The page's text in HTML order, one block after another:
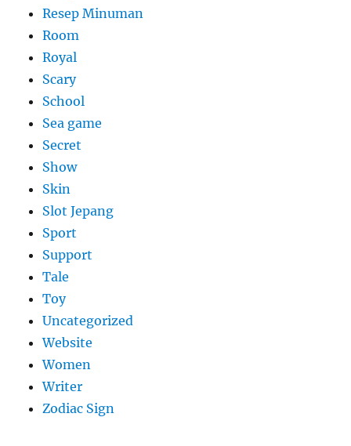
Resep Minuman
Room
Royal
Scary
School
Sea game
Secret
Show
Skin
Slot Jepang
Sport
Support
Tale
Toy
Uncategorized
Website
Women
Writer
Zodiac Sign